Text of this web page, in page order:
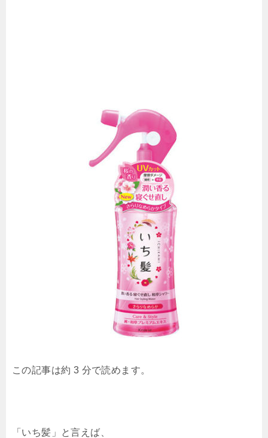
この記事は約 3 分で読めます。
「いち髪」と言えば、